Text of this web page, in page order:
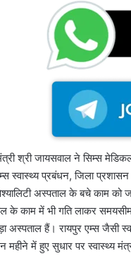
मंत्री श्री जायसवाल ने सिम्स
स्वास्थ्य प्रबंधन, जिला
अस्पताल के बचे काम
के काम में भी गति लाकर
अस्पताल हैं। रायपुर एम्स जैसी
महीने में हुए सुधार पर स्वास्थ्य